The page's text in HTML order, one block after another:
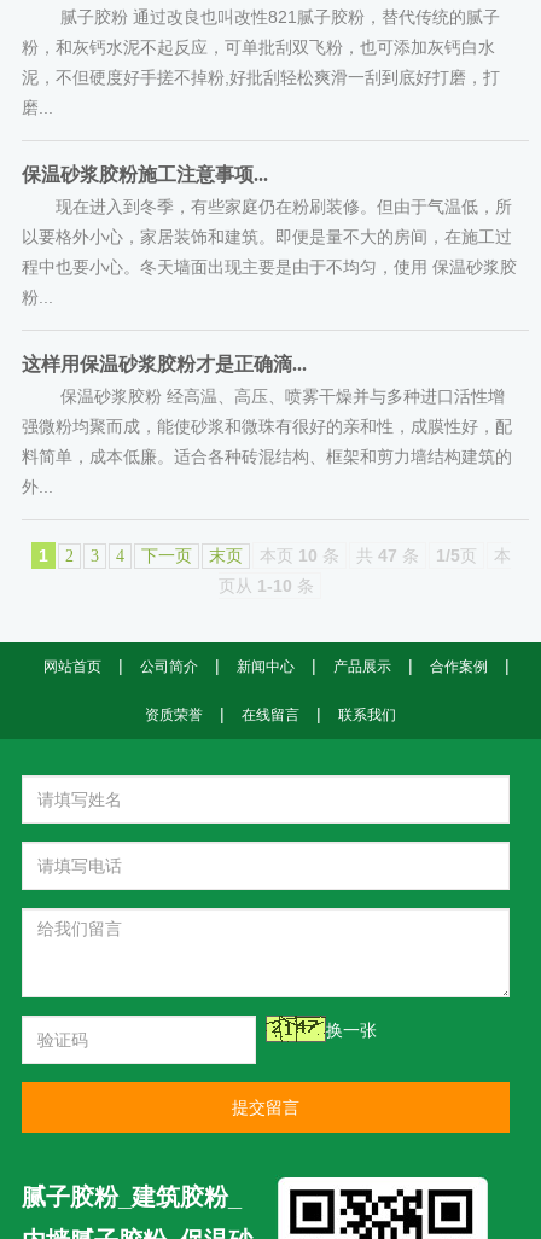
腻子胶粉 通过改良也叫改性821腻子胶粉，替代传统的腻子
粉，和灰钙水泥不起反应，可单批刮双飞粉，也可添加灰钙白水
泥，不但硬度好手搓不掉粉,好批刮轻松爽滑一刮到底好打磨，打
磨...
保温砂浆胶粉施工注意事项...
现在进入到冬季，有些家庭仍在粉刷装修。但由于气温低，所
以要格外小心，家居装饰和建筑。即便是量不大的房间，在施工过
程中也要小心。冬天墙面出现主要是由于不均匀，使用 保温砂浆胶
粉...
这样用保温砂浆胶粉才是正确滴...
保温砂浆胶粉 经高温、高压、喷雾干燥并与多种进口活性增
强微粉均聚而成，能使砂浆和微珠有很好的亲和性，成膜性好，配
料简单，成本低廉。适合各种砖混结构、框架和剪力墙结构建筑的
外...
1 2 3 4 下一页 末页 本页 10 条 共 47 条 1/5页
本
页从 1-10 条
网站首页 | 公司简介 | 新闻中心 | 产品展示 | 合作案例 |
资质荣誉 | 在线留言 | 联系我们
换一张
提交留言
腻子胶粉_建筑胶粉_